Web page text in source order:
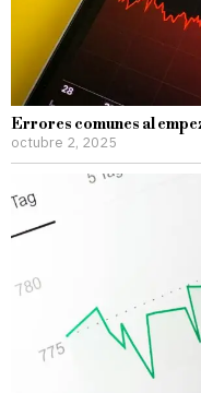
Errores comunes al
octubre 2, 2025